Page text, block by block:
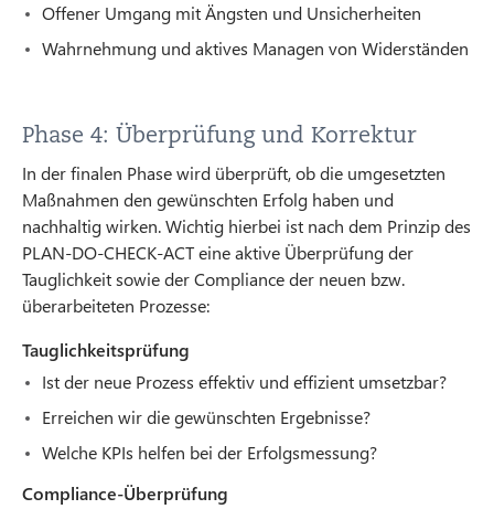
Offener Umgang mit Ängsten und Unsicherheiten
Wahrnehmung und aktives Managen von Widerständen
Phase 4: Überprüfung und Korrektur
In der finalen Phase wird überprüft, ob die umgesetzten
Maßnahmen den gewünschten Erfolg haben und
nachhaltig wirken. Wichtig hierbei ist nach dem Prinzip des
PLAN-DO-CHECK-ACT eine aktive Überprüfung der
Tauglichkeit sowie der Compliance der neuen bzw.
überarbeiteten Prozesse:
Tauglichkeitsprüfung
Ist der neue Prozess effektiv und effizient umsetzbar?
Erreichen wir die gewünschten Ergebnisse?
Welche KPIs helfen bei der Erfolgsmessung?
Compliance-Überprüfung